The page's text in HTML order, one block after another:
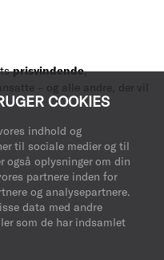
COOKIES
indhold og
til sociale medier og til
også oplysninger om din
partnere inden for
og analysepartnere.
data med andre
som de har indsamlet
prisvindende,
– og alle andre, der vil